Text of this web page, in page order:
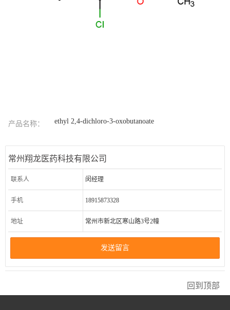
产品名称： ethyl 2,4-dichloro-3-oxobutanoate
常州翔龙医药科技有限公司
联系人 闵经理
手机 18915873328
地址 常州市新北区寒山路3号2幢
发送留言
回到顶部